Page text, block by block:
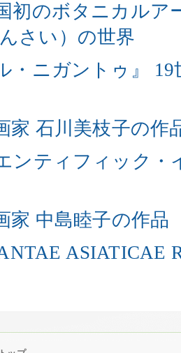
初のボタニカルア
さい）の世界
・ニガントゥ』
家 石川美枝子の作
ンティフィック・
家 中島睦子の作品
ASIATICAE